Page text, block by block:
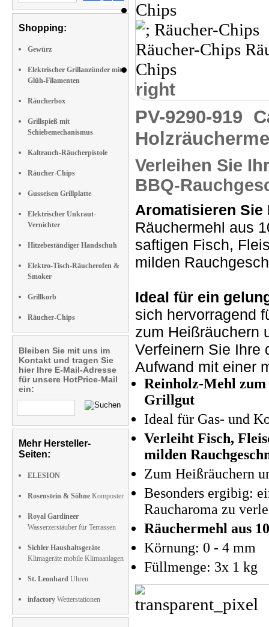
Shopping:
Gewürz
Elektrischer Grillanzünder mit
Glüh-Filamenten
Räucherbox
Grillspieß mit
Schiebemechanismus
Kaltrauch-Räucherpistole
Räucher-Chips
Gusseisen Grillplatte
Elektrischer Unkraut-
Vernichter
Hitzebeständiger Handschuh
Elektro-Tisch-Räucherofen &
Smoker
Grillkorb
Räucher-Chips
Bleiben Sie mit uns im
Kontakt und tragen Sie
hier Ihre E-Mail-Adresse
für unsere HotPrice-Mail
ein:
Mehr Hersteller-
Seiten:
ELESION
Rosenstein & Söhne Komposter
Royal Gardineer
Wasserzerstäuber für Terrassen
Sichler Haushaltsgeräte
Klimageräte mobile Klimaanlagen
St. Leonhard Uhren
infactory Wetterstationen
right
PV-9290-919
Verleihen Sie
BBQ-
Aromatisieren
Räuchermehl aus
saftigen Fisch,
milden
Ideal für ein
sich hervorragend
zum Heißräuchern
Verfeinern Sie Ihre
Aufwand mit einer
Reinholz-Mehl
Grillgut
Ideal für Gas- und
Verleiht Fisch,
milden
Zum Heißräuchern
Besonders ergibig:
Raucharoma zu
Räuchermehl aus
Körnung: 0 - 4 mm
Füllmenge: 3x 1 kg